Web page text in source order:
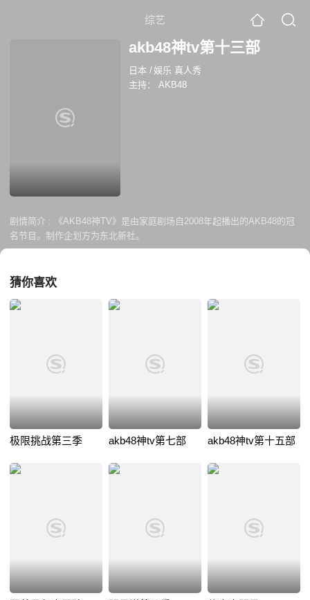
综艺
akb48神tv第十三部
日本 /娱乐 真人秀
主持：
AKB48
剧情简介 :
《AKB48神TV》是由家庭剧场自2008年起播出的AKB48的冠
名节目。制作企划方为东北新社。
猜你喜欢
极限挑战第三季 akb48神tv第七部 akb48神tv第十五部